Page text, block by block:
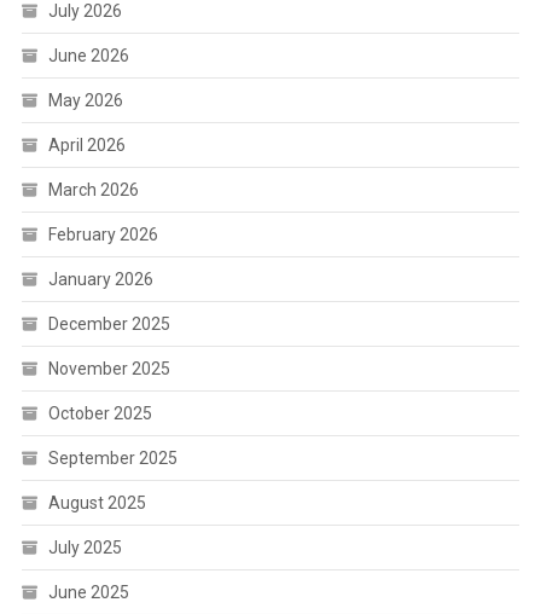
July 2026
June 2026
May 2026
April 2026
March 2026
February 2026
January 2026
December 2025
November 2025
October 2025
September 2025
August 2025
July 2025
June 2025